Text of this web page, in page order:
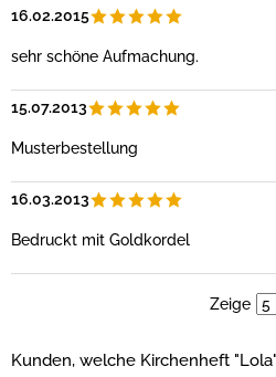
16.02.2015
sehr schöne Aufmachung.
15.07.2013
Musterbestellung
16.03.2013
Bedruckt mit Goldkordel
Zeige
Kunden, welche Kirchenheft